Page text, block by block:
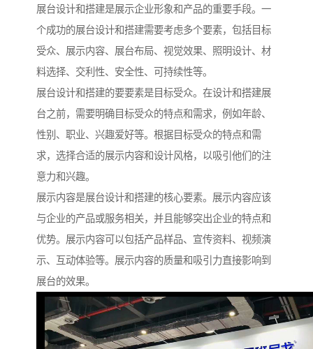
展台设计和搭建是展示企业形象和产品的重要手段。一
个成功的展台设计和搭建需要考虑多个要素，包括目标
受众、展示内容、展台布局、视觉效果、照明设计、材
料选择、交利性、安全性、可持续性等。
展台设计和搭建的要要素是目标受众。在设计和搭建展
台之前，需要明确目标受众的特点和需求，例如年龄、
性别、职业、兴趣爱好等。根据目标受众的特点和需
求，选择合适的展示内容和设计风格，以吸引他们的注
意力和兴趣。
展示内容是展台设计和搭建的核心要素。展示内容应该
与企业的产品或服务相关，并且能够突出企业的特点和
优势。展示内容可以包括产品样品、宣传资料、视频演
示、互动体验等。展示内容的质量和吸引力直接影响到
展台的效果。